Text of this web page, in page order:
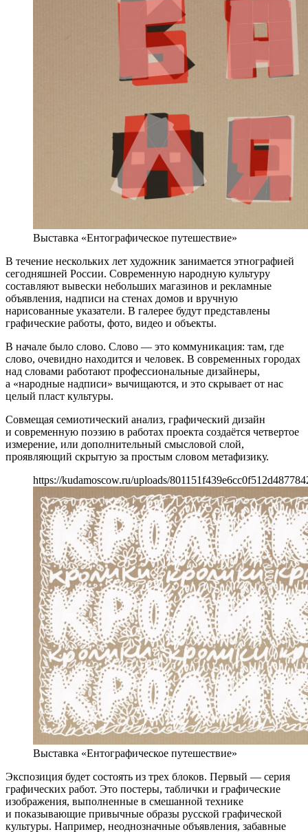
Выставка «Ентографическое путешествие»
В течение нескольких лет художник занимается этнографией
сегодняшней России. Современную народную культуру
составляют вывески небольших магазинов и рекламные
объявления, надписи на стенах домов и вручную
нарисованные указатели. В галерее будут представлены
графические работы, фото, видео и объекты.
В начале было слово. Слово — это коммуникация: там, где
слово, очевидно находится и человек. В современных городах
над словами работают профессиональные дизайнеры,
а «народные надписи» вычищаются, и это скрывает от нас
целый пласт культуры.
Совмещая семиотический анализ, графический дизайн
и современную поэзию в работах проекта создаётся четвертое
измерение, или дополнительный смысловой слой,
проявляющий скрытую за простым словом метафизику.
https://kudamoscow.ru/uploads/
Выставка «Ентографическое путешествие»
Экспозиция будет состоять из трех блоков. Первый — серия
графических работ. Это постеры, таблички и графические
изображения, выполненные в смешанной технике
и показывающие привычные образы русской графической
культуры. Например, неоднозначные объявления, забавные